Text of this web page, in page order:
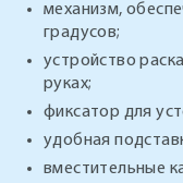
механизм,
градусов;
устройство
руках;
фиксатор для
удобная
вместительные